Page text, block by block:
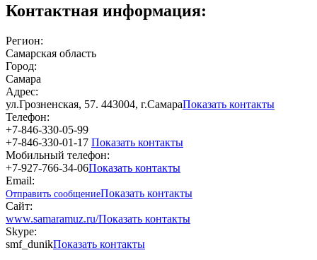
Контактная информация:
Регион:
Самарская область
Город:
Самара
Адрес:
ул.Грозненская, 57. 443004, г.СамараПоказать контакты
Телефон:
+7-846-330-05-99
+7-846-330-01-17 Показать контакты
Мобильный телефон:
+7-927-766-34-06Показать контакты
Email:
Отправить сообщениеПоказать контакты
Сайт:
www.samaramuz.ru/Показать контакты
Skype:
smf_dunikПоказать контакты